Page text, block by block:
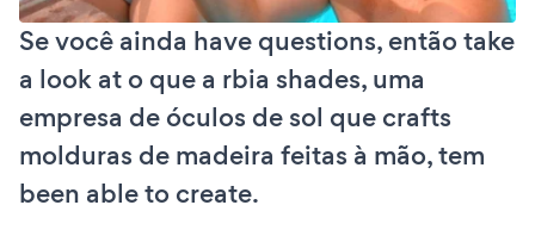
Se você ainda have questions, então take
a look at o que a rbia shades, uma
empresa de óculos de sol que crafts
molduras de madeira feitas à mão, tem
been able to create.